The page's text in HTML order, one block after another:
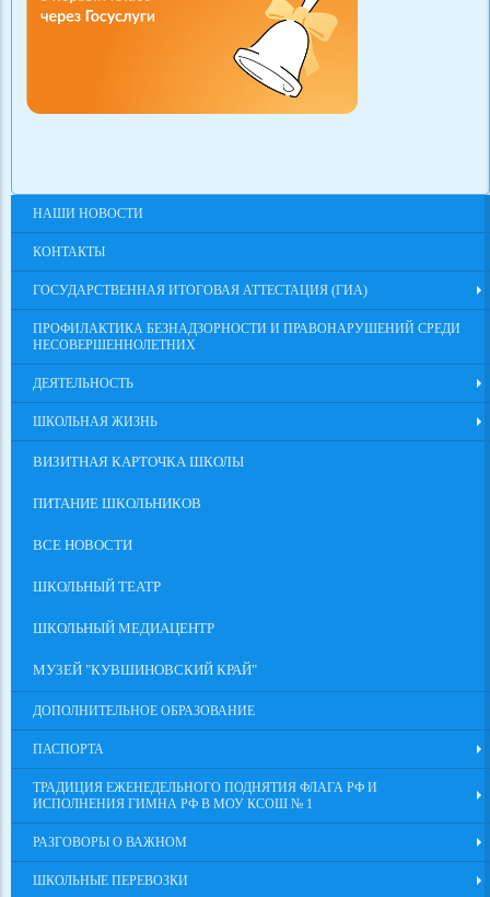
НАШИ НОВОСТИ
КОНТАКТЫ
ГОСУДАРСТВЕННАЯ ИТОГОВАЯ АТТЕСТАЦИЯ (ГИА)
ПРОФИЛАКТИКА БЕЗНАДЗОРНОСТИ И ПРАВОНАРУШЕНИЙ СРЕДИ
НЕСОВЕРШЕННОЛЕТНИХ
ДЕЯТЕЛЬНОСТЬ
ШКОЛЬНАЯ ЖИЗНЬ
ВИЗИТНАЯ КАРТОЧКА ШКОЛЫ
ПИТАНИЕ ШКОЛЬНИКОВ
ВСЕ НОВОСТИ
ШКОЛЬНЫЙ ТЕАТР
ШКОЛЬНЫЙ МЕДИАЦЕНТР
МУЗЕЙ "КУВШИНОВСКИЙ КРАЙ"
ДОПОЛНИТЕЛЬНОЕ ОБРАЗОВАНИЕ
ПАСПОРТА
ТРАДИЦИЯ ЕЖЕНЕДЕЛЬНОГО ПОДНЯТИЯ ФЛАГА РФ И
ИСПОЛНЕНИЯ ГИМНА РФ В МОУ КСОШ № 1
РАЗГОВОРЫ О ВАЖНОМ
ШКОЛЬНЫЕ ПЕРЕВОЗКИ